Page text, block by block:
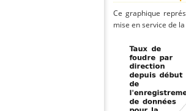
Ce graphique
mise en service de